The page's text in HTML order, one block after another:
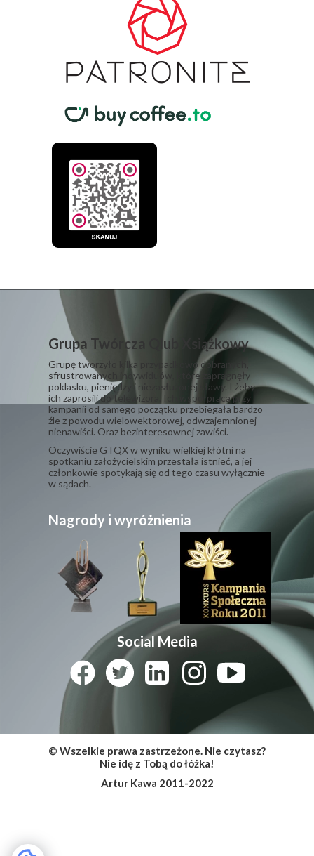
Grupa Twórcza Qlub Xsiążkowy
Grupę tworzyło kilka przypadkowo dobranych,
sfrustrowanych indywiduów, które zapragnęły
poklasku, pieniędzy i niezasłużonej sławy. I żeby
ich zaprosili do telewizora. Ich współpraca przy
kampanii od samego początku przebiegała bardzo
źle z powodu wielowektorowej, odwzajemnionej
nienawiści. Oraz bezinteresownej zawiści.
​Oczywiście GTQX w wyniku wielkiej kłótni na
spotkaniu założycielskim przestała istnieć, a jej
członkowie spotykają się od tego czasu wyłącznie
w sądach.
Social Media
Nagrody i wyróżnienia
© Wszelkie prawa zastrzeżone. Nie czytasz?
Nie idę z Tobą do łóżka!
Artur Kawa 2011-2022